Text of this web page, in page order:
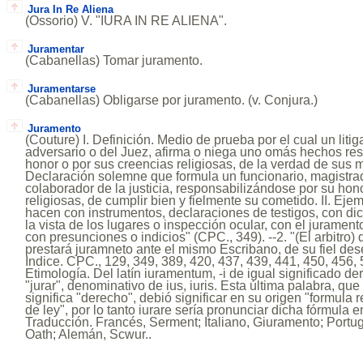
Jura In Re Aliena
(Ossorio) V. "IURA IN RE ALIENA".
Juramentar
(Cabanellas) Tomar juramento.
Juramentarse
(Cabanellas) Obligarse por juramento. (v. Conjura.)
Juramento
(Couture) I. Definición. Medio de prueba por el cual un
adversario o del Juez, afirma o niega uno omás hechos
honor o por sus creencias religiosas, de la verdad de sus
Declaración solemne que formula un funcionario,
colaborador de la justicia, responsabilizándose por su
religiosas, de cumplir bien y fielmente su cometido. II.
hacen con instrumentos, declaraciones de testigos, con
la vista de los lugares o inspección ocular, con el
con presunciones o indicios" (CPC., 349). --2. "(El arbitro)
prestará juramneto ante el mismo Escribano, de su fiel
Indice. CPC., 129, 349, 389, 420, 437, 439, 441, 450, 456,
Etimología. Del latín iuramentum, -i de igual significado
"jurar", denominativo de ius, iuris. Esta última palabra,
significa "derecho", debió significar en su origen "formula
de ley", por lo tanto iurare sería pronunciar dicha fórmula
Traducción. Francés, Serment; Italiano, Giuramento;
Oath; Alemán, Scwur..